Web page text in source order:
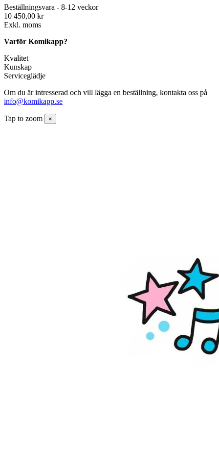
Beställningsvara - 8-12 veckor
10 450,00 kr
Exkl. moms
Varför Komikapp?
Kvalitet
Kunskap
Serviceglädje
Om du är intresserad och vill lägga en beställning, kontakta oss på
info@komikapp.se
Tap to zoom ×